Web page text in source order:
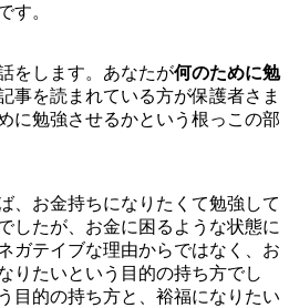
す。
をします。あなたが何のために勉
事を読まれている方が保護者さま
に勉強させるかという根っこの部
、お金持ちになりたくて勉強して
したが、お金に困るような状態に
ガテイブな理由からではなく、お
りたいという目的の持ち方でし
目的の持ち方と、裕福になりたい